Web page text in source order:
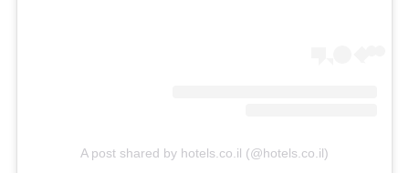
A post shared by hotels.co.il (@hotels.co.il)